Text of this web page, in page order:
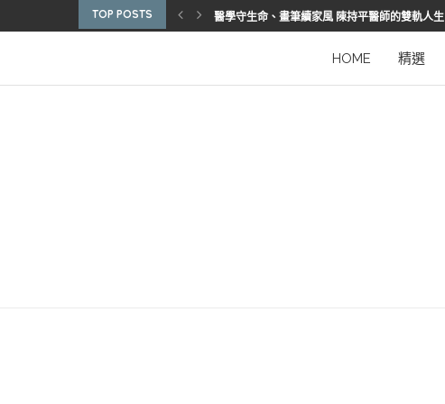
TOP POSTS 醫學守生命、畫筆續家風 陳持平醫師的雙軌人生
2025優秀護理人員表揚 看見疫後醫護堅韌
從臨床到國際舞台 江秉穎醫師的睡眠醫學之路
陳曾基院長：從紅榜少年到偏鄉醫院守望者
臺灣腦健康協會學術研討會 腦疾權威重磅登場
HOME 精選